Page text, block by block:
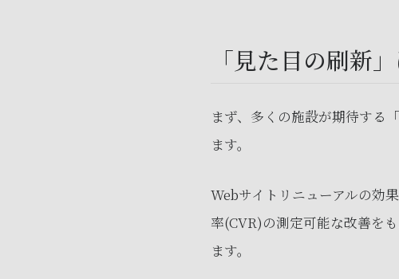
「見た目の刷新
まず、多くの施設が期待する
ます。
Webサイトリニューアルの効
率(CVR)の測定可能な改善を
ます。